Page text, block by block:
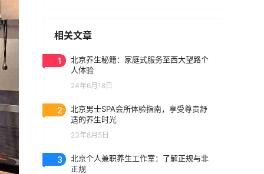
相关文章
1
北京养生秘籍：家庭式服务至西大望路个
人体验
24年6月18日
2
北京男士SPA会所体验指南，享受尊贵舒
适的养生时光
23年8月5日
3
北京个人兼职养生工作室：了解正规与非
正规